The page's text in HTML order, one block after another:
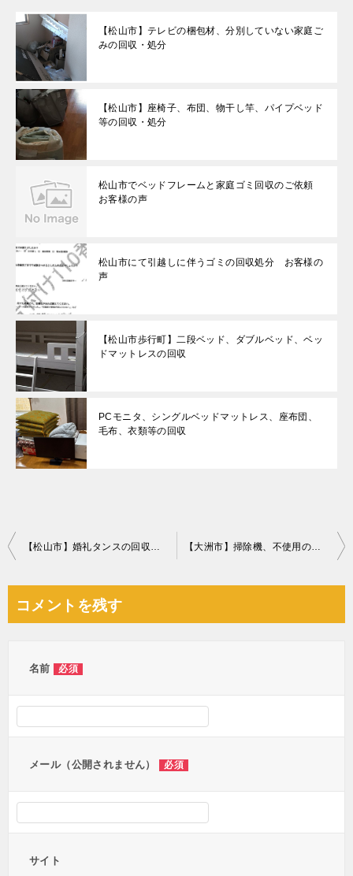
【松山市】テレビの梱包材、分別していない家庭ご
みの回収・処分
【松山市】座椅子、布団、物干し竿、パイプベッド
等の回収・処分
松山市でベッドフレームと家庭ゴミ回収のご依頼
お客様の声
松山市にて引越しに伴うゴミの回収処分 お客様の
声
【松山市歩行町】二段ベッド、ダブルベッド、ベッ
ドマットレスの回収
PCモニタ、シングルベッドマットレス、座布団、
毛布、衣類等の回収
投
ビ
【松山市】婚礼タンスの回収・処分ご依頼 お客様の声 【大洲市】掃除機、不使用の缶詰等の回収・処分ご依頼 お客様の声
コメントを残す
名前 必須
メール（公開されません） 必須
サイト